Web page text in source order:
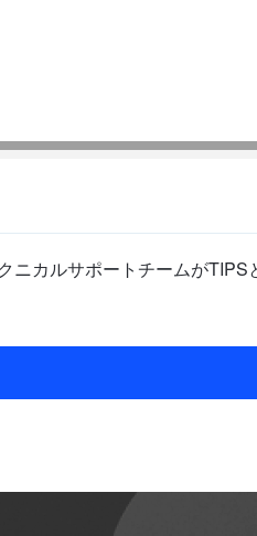
カルサポートチームがTIPS